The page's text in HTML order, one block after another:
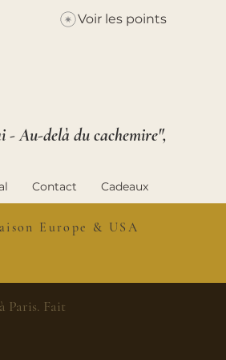
Voir les points
- Au-delà du cachemire",
Contact Cadeaux
Europe & USA
Paris. Fait